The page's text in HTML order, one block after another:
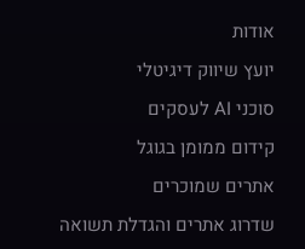
אודות
יועץ שיווק דיגיטלי
סוכני AI לעסקים
קידום ממומן בגוגל
אתרים שמוכרים
שדרוג אתרים והגדלת תשואה